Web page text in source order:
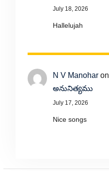
July 18, 2026
Hallelujah
N V Manoharon
అనునిత్యము
July 17, 2026
Nice songs